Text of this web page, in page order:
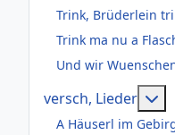
Trink, Brüderlein
Trink ma nu a
Und wir
versch, Lieder
A Häuserl im